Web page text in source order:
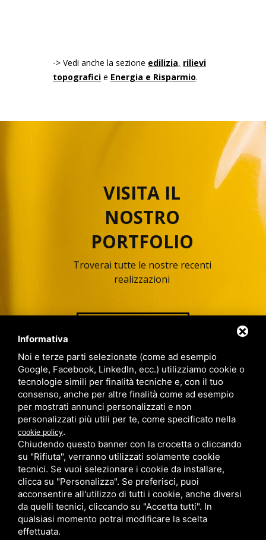
-> Vedi anche la sezione edilizia, rilievi
topografici e Energia e Risparmio.
VISITA IL
NOSTRO
PORTFOLIO
Troverai tutte le nostre recenti
realizzazioni
VIA RENATA VIGANÒ, 5 (CENTRO ARTIGIANALE
S.GIORGIO) - 44124 - FERRARA
EMAILINFO@STGA.ITTEL0532 742503
Informativa
Noi e terze parti selezionate (come ad esempio
Google, Facebook, LinkedIn, ecc.) utilizziamo cookie o
tecnologie simili per finalità tecniche e, con il tuo
consenso, anche per altre finalità come ad esempio
per mostrati annunci personalizzati e non
personalizzati più utili per te, come specificato nella
cookie policy.
Chiudendo questo banner con la crocetta o cliccando
su "Rifiuta", verranno utilizzati solamente cookie
tecnici. Se vuoi selezionare i cookie da installare,
clicca su "Personalizza". Se preferisci, puoi
acconsentire all'utilizzo di tutti i cookie, anche diversi
da quelli tecnici, cliccando su "Accetta tutti". In
qualsiasi momento potrai modificare la scelta
effettuata.